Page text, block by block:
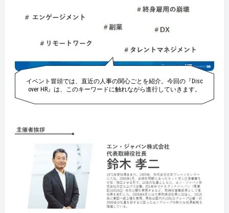
イベント冒頭では、直近の人事の関心ごとを紹介。今回の『Disc
over HR』は、このキーワードに触れながら進行していきます。